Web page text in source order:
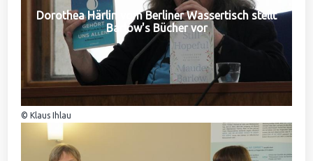
Dorothea Härlin vom Berliner Wassertisch stellt
Barlow's Bücher vor
© Klaus Ihlau